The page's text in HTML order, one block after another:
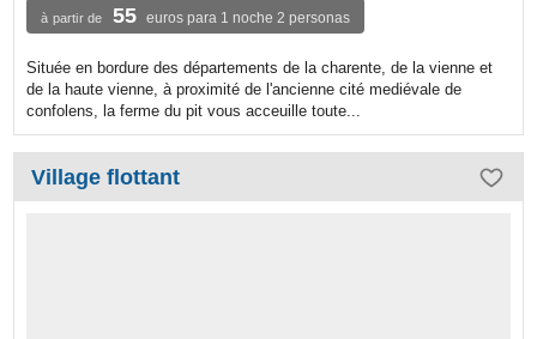
à partir de 55 euros para 1 noche 2 personas
Située en bordure des départements de la charente, de la vienne et
de la haute vienne, à proximité de l'ancienne cité mediévale de
confolens, la ferme du pit vous acceuille toute...
Village flottant